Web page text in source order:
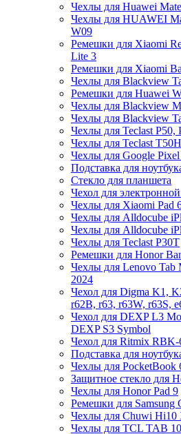
Чехлы для Huawei
Чехлы для HUAWEI
W09
Ремешки для Xiaomi
Lite 3
Ремешки для Xiaomi
Чехлы для Blackview
Ремешки для Huawei
Чехлы для Blackview
Чехлы для Blackview
Чехлы для Teclast P50,
Чехлы для Teclast
Чехлы для Google Pixel
Подставка для
Стекло для планшета
Чехол для
Чехлы для Xiaomi Pad
Чехлы для Alldocube
Чехлы для Alldocube
Чехлы для Teclast P30T
Ремешки для Honor
Чехлы для Lenovo Tab
2024
Чехол для Digma K1,
r62B, r63, r63W, r63S,
Чехол для DEXP L3
DEXP S3 Symbol
Чехол для Ritmix RBK-
Подставка для
Чехлы для PocketBook
Защитное стекло для
Чехлы для Honor Pad 9
Ремешки для Samsung
Чехлы для Chuwi Hi10
Чехлы для TCL TAB